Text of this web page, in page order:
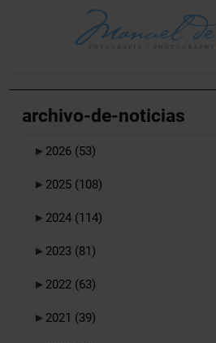
archivo-de-noticias
► 2026 (53)
► 2025 (108)
► 2024 (114)
► 2023 (81)
► 2022 (63)
► 2021 (39)